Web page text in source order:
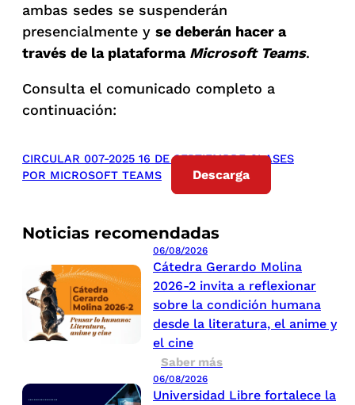
Noticias recomendadas
06/08/2026
Cátedra Gerardo Molina
2026-2 invita a reflexionar
sobre la condición humana
desde la literatura, el anime y
el cine
Saber más
06/08/2026
Universidad Libre fortalece la
ambas sedes se suspenderán
presencialmente y se deberán hacer a
través de la plataforma Microsoft Teams.
Consulta el comunicado completo a
continuación:
CIRCULAR 007-2025 16 DE SEPTIEMBRE CLASES
POR MICROSOFT TEAMS
Descarga